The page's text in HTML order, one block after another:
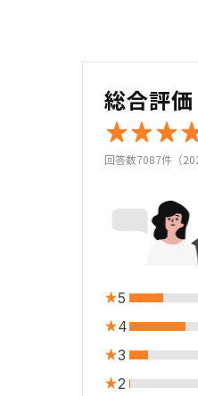
総合評価
回答数7087件（
5
4
3
2